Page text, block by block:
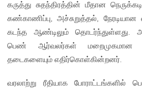
கருத்து சுதந்திரத்தின் மீதான
கண்காணிப்பு, அச்சுறுத்தல்,
கடந்த ஆண்டிலும் தொடர்ந்துள்ளது.
பெண் ஆர்வலர்கள் மறைமுகமான
தடைகளையும் எதிர்கொள்கின்றனர்.
வரலாற்று ரீதியாக போராட்டங்களில்